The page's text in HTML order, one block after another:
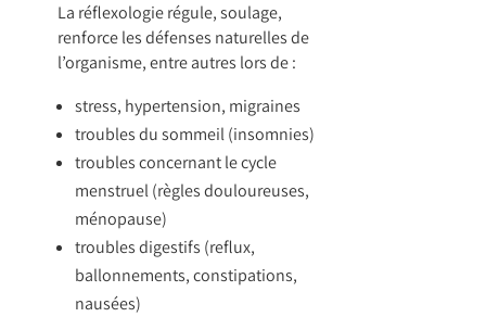
La réflexologie régule, soulage,
renforce les défenses naturelles de
l’organisme, entre autres lors de :
stress, hypertension, migraines
troubles du sommeil (insomnies)
troubles concernant le cycle
menstruel (règles douloureuses,
ménopause)
troubles digestifs (reflux,
ballonnements, constipations,
nausées)